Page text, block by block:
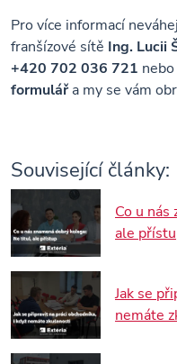
Pro více informací
franšízové sítě Ing. Lucii
+420 702 036 721
formulářa my se vám
Související články:
Co u
ale
Jak se
nemáte